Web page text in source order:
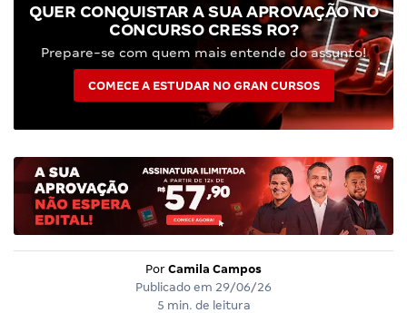
QUER CONQUISTAR A SUA APROVAÇÃO NO
CONCURSO CRESS RO?
Prepare-se com quem mais entende do assunto!
COMECE A ESTUDAR NO GRAN CURSOS
Por Camila Campos
Publicado em 29/06/26
5 min. de leitura